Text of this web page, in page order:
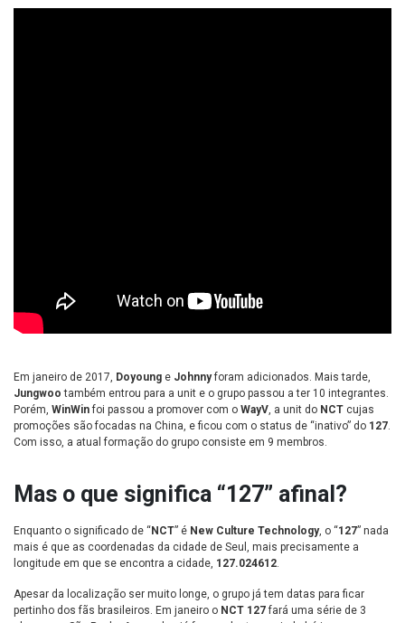
Em janeiro de 2017, Doyoung e Johnnyforam adicionados. Mais tarde,
Jungwootambém entrou para a unit e o grupo passou a ter 10 integrantes.
Porém, WinWinfoi passou a promover com o WayV, a unit do NCT cujas
promoções são focadas na China, e ficou com o status de “inativo” do 127.
Com isso, a atual formação do grupo consiste em 9 membros.
Mas o que significa “127” afinal?
Enquanto o significado de “ NCT” é New Culture Technology, o “127” nada
mais é que as coordenadas da cidade de Seul, mais precisamente a
longitude em que se encontra a cidade, 127.024612.
Apesar da localização ser muito longe, o grupo já tem datas para ficar
pertinho dos fãs brasileiros. Em janeiro o NCT 127fará uma série de 3